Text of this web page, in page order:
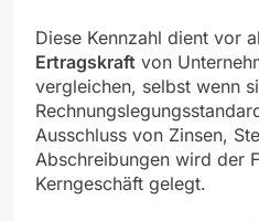
Diese Kennzahl dient vor
Ertragskraft von
vergleichen, selbst wenn
Ausschluss von Zinsen,
Abschreibungen wird der
Kerngeschäft gelegt.